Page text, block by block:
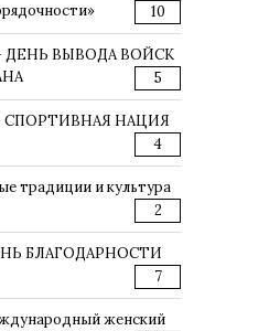
10
ДЕНЬ ВЫВОДА ВОЙСК
5
СПОРТИВНАЯ НАЦИЯ
4
традиции и культура
2
БЛАГОДАРНОСТИ
7
женский